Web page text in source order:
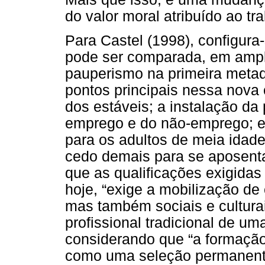
do valor moral atribuído ao
Para Castel (1998),
pode ser comparada, em
pauperismo na primeira
pontos principais nessa nova
dos estáveis; a instalação
emprego e do não-emprego;
para os adultos de meia
cedo demais para se
que as qualificações
hoje, “exige a mobilização
mas também sociais e
profissional tradicional de
considerando que “a
como uma seleção